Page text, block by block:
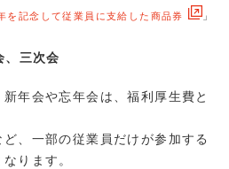
を記念して従業員に支給した商品券 」
、三次会
年会や忘年会は、福利厚生費と
、一部の従業員だけが参加する
ります。